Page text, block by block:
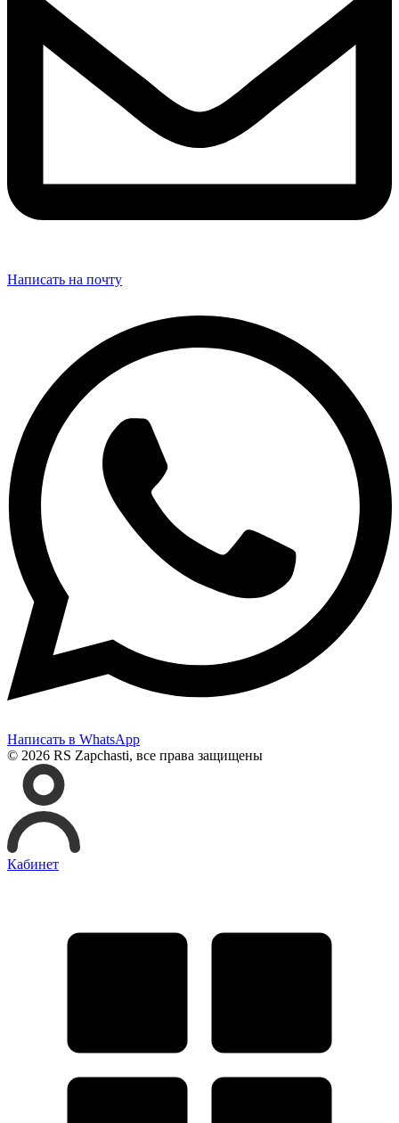
Написать на почту
Написать в WhatsApp
© 2026 RS Zapchasti, все права защищены
Кабинет